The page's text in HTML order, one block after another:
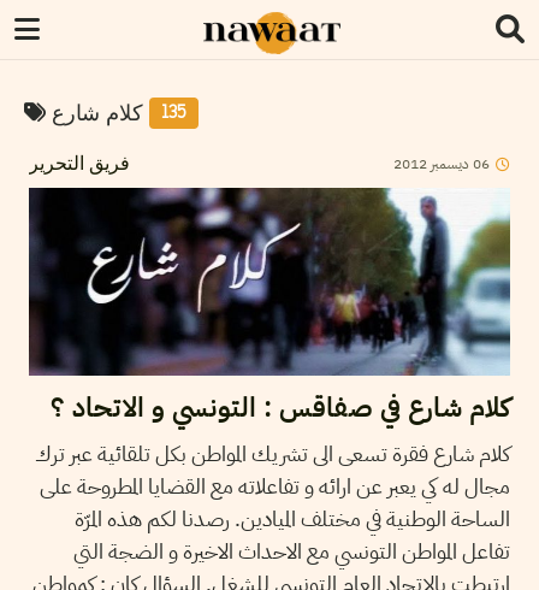
135
فريق التحرير 06 ديسمبر 2012
كلام شارع في صفاقس : التونسي و الاتحاد ؟
كلام شارع فقرة تسعى الى تشريك المواطن بكل تلقائية عبر ترك
مجال له كي يعبر عن ارائه و تفاعلاته مع القضايا المطروحة على
الساحة الوطنية في مختلف الميادين. رصدنا لكم هذه المرّة
تفاعل المواطن التونسي مع الاحداث الاخيرة و الضجة التي
ارتبطت بالاتحاد العام التونسي للشغل. السؤال كان : كمواطن